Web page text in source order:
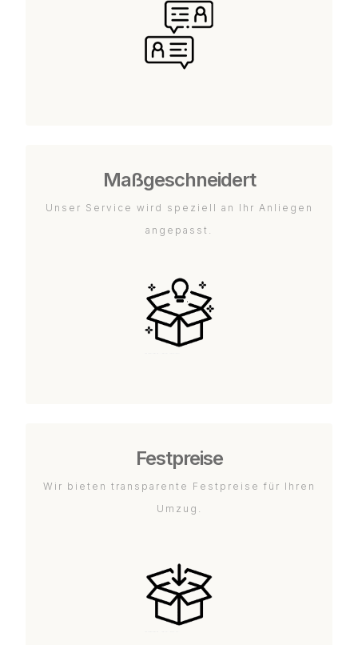
Maßgeschneidert
Unser Service wird speziell an Ihr Anliegen
angepasst.
Festpreise
Wir bieten transparente Festpreise für Ihren
Umzug.